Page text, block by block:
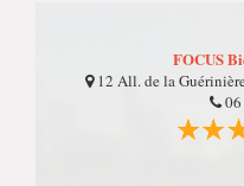
FOCUS
12 All. de la
06